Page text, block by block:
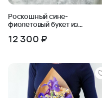
Роскошный сине-
фиолетовый букет из
12 300 ₽